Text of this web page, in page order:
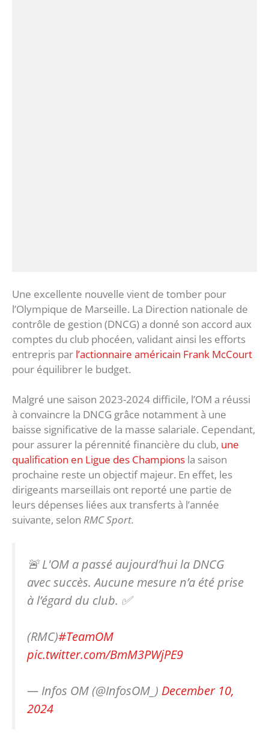
Une excellente nouvelle vient de tomber pour
l’Olympique de Marseille. La Direction nationale de
contrôle de gestion (DNCG) a donné son accord aux
comptes du club phocéen, validant ainsi les efforts
entrepris par l’actionnaire américain Frank McCourt
pour équilibrer le budget.
Malgré une saison 2023-2024 difficile, l’OM a réussi
à convaincre la DNCG grâce notamment à une
baisse significative de la masse salariale. Cependant,
pour assurer la pérennité financière du club, une
qualification en Ligue des Champions la saison
prochaine reste un objectif majeur. En effet, les
dirigeants marseillais ont reporté une partie de
leurs dépenses liées aux transferts à l’année
suivante, selon RMC Sport.
🚨 L'OM a passé aujourd’hui la DNCG
avec succès. Aucune mesure n’a été prise
à l’égard du club. ✅
(RMC)#TeamOM
pic.twitter.com/BmM3PWjPE9
— Infos OM (@InfosOM_) December 10,
2024